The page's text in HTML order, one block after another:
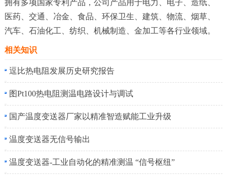
拥有多项国家专利产品，公司产品用于电力、电子、造纸、
医药、交通、冶金、食品、环保卫生、建筑、物流、烟草、
汽车、石油化工、纺织、机械制造、金加工等各行业领域。
相关知识
逗比热电阻发展历史研究报告
图Pt100热电阻测温电路设计与调试
国产温度变送器厂家以精准智造赋能工业升级
温度变送器无信号输出
温度变送器-工业自动化的精准测温 “信号枢纽”